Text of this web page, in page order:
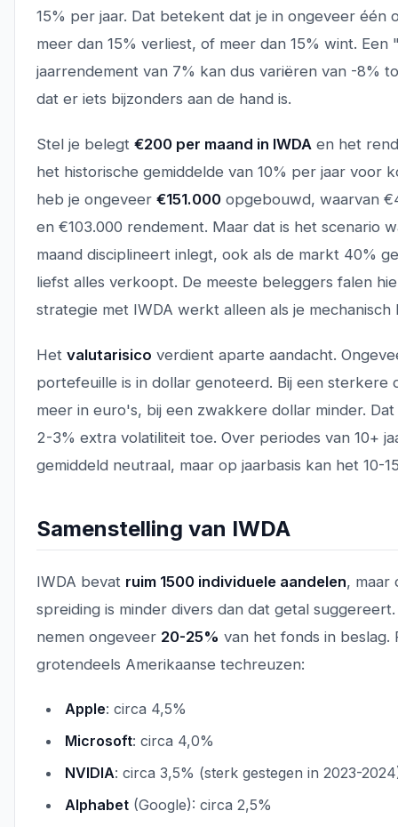
15% per jaar. Dat betekent dat je in ongeveer één
meer dan 15% verliest, of meer dan 15% wint. Een
jaarrendement van 7% kan dus variëren van -8%
dat er iets bijzonders aan de hand is.
Stel je belegt €200 per maand in IWDA en het
het historische gemiddelde van 10% per jaar voor
heb je ongeveer €151.000 opgebouwd, waarvan
en €103.000 rendement. Maar dat is het scenario
maand disciplineert inlegt, ook als de markt 40%
liefst alles verkoopt. De meeste beleggers falen
strategie met IWDA werkt alleen als je mechanisch
Het valutarisico verdient aparte aandacht.
portefeuille is in dollar genoteerd. Bij een sterkere
meer in euro's, bij een zwakkere dollar minder.
2-3% extra volatiliteit toe. Over periodes van 10+
gemiddeld neutraal, maar op jaarbasis kan het 10-
Samenstelling van IWDA
IWDA bevat ruim 1500 individuele aandelen, maar
spreiding is minder divers dan dat getal
nemen ongeveer 20-25% van het fonds in beslag.
grotendeels Amerikaanse techreuzen:
Apple: circa 4,5%
Microsoft: circa 4,0%
NVIDIA: circa 3,5% (sterk gestegen in 2023-
Alphabet (Google): circa 2,5%